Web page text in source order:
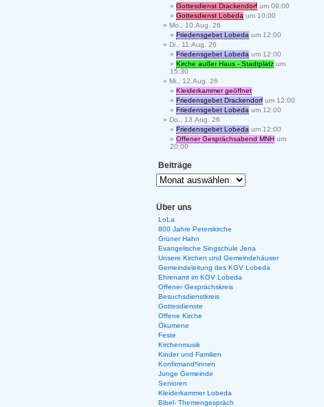
Gottesdienst Drackendorf um 09:00
Gottesdienst Lobeda um 10:00
Mo., 10.Aug. 26
Friedensgebet Lobeda um 12:00
Di., 11.Aug. 26
Friedensgebet Lobeda um 12:00
Kirche außer Haus - Stadtplatz um
15:30
Mi., 12.Aug. 26
Kleiderkammer geöffnet
Friedensgebet Drackendorf um 12:00
Friedensgebet Lobeda um 12:00
Do., 13.Aug. 26
Friedensgebet Lobeda um 12:00
Offener Gesprächsabend MNH um
20:00
Beiträge
Über uns
LoLa
800 Jahre Peterskirche
Grüner Hahn
Evangelische Singschule Jena
Unsere Kirchen und Gemeindehäuser
Gemeindeleitung des KGV Lobeda
Ehrenamt im KGV Lobeda
Offener Gesprächskreis
Besuchsdienstkreis
Gottesdienste
Offene Kirche
Ökumene
Feste
Kirchenmusik
Kinder und Familien
Konfirmand*innen
Junge Gemeinde
Senioren
Kleiderkammer Lobeda
Bibel- Themengespräch